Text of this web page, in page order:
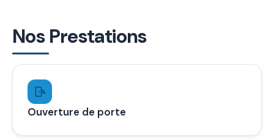
Nos Prestations
Ouverture de porte